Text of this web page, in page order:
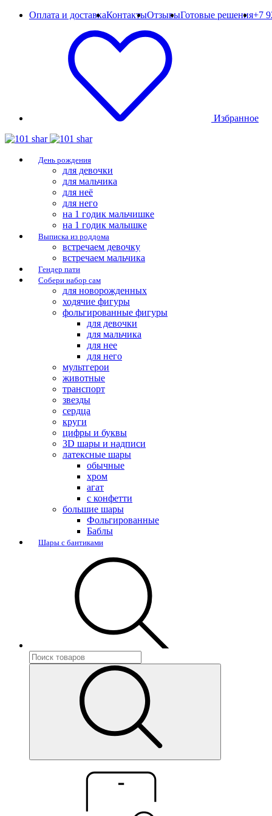
Оплата и доставкаКонтактыОтзывыГотовые решения+7
Избранное
День рождения
для девочки
для мальчика
для неё
для него
на 1 годик мальчишке
на 1 годик малышке
Выписка из роддома
встречаем девочку
встречаем мальчика
Гендер пати
Собери набор сам
для новорожденных
ходячие фигуры
фольгированные фигуры
для девочки
для мальчика
для нее
для него
мультгерои
животные
транспорт
звезды
сердца
круги
цифры и буквы
3D шары и надписи
латексные шары
обычные
хром
агат
с конфетти
большие шары
Фольгированные
Баблы
Шары с бантиками